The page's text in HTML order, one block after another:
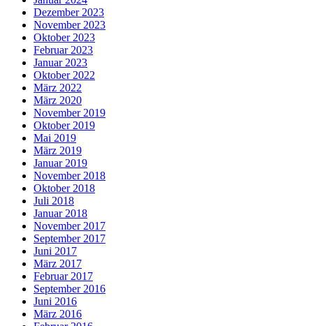
Dezember 2023
November 2023
Oktober 2023
Februar 2023
Januar 2023
Oktober 2022
März 2022
März 2020
November 2019
Oktober 2019
Mai 2019
März 2019
Januar 2019
November 2018
Oktober 2018
Juli 2018
Januar 2018
November 2017
September 2017
Juni 2017
März 2017
Februar 2017
September 2016
Juni 2016
März 2016